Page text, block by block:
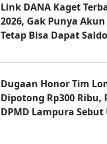
Link DANA Kaget
2026, Gak Punya
Tetap Bisa Dapat
Dugaan Honor Tim
Dipotong Rp300 Ribu,
DPMD Lampura